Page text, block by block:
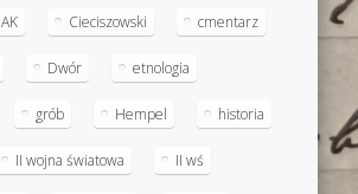
AK Cieciszowski cmentarz
Dwór etnologia
grób Hempel historia
II wojna światowa II wś